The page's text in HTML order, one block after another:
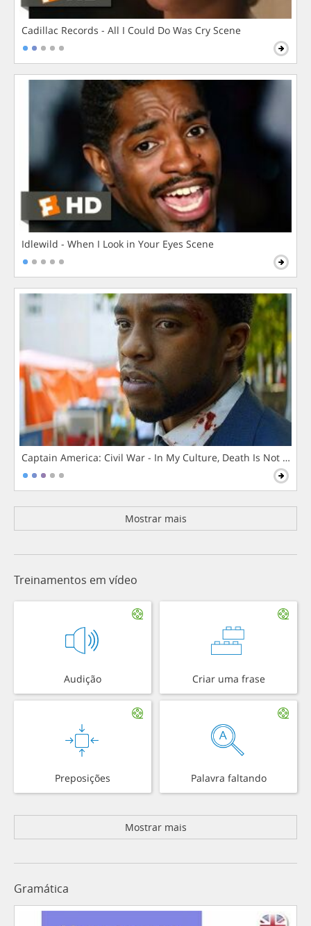
Cadillac Records - All I Could Do Was Cry Scene
Idlewild - When I Look in Your Eyes Scene
Captain America: Civil War - In My Culture, Death Is Not The
Mostrar mais
Treinamentos em vídeo
Audição Criar uma frase
Preposições Palavra faltando
Mostrar mais
Gramática